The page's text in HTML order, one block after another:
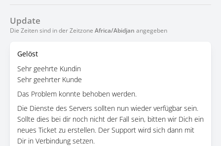
Update
Die Zeiten sind in der Zeitzone Africa/Abidjan angegeben
Gelöst
Sehr geehrte Kundin
Sehr geehrter Kunde
Das Problem konnte behoben werden.
Die Dienste des Servers sollten nun wieder verfügbar sein.
Sollte dies bei dir noch nicht der Fall sein, bitten wir Dich ein
neues Ticket zu erstellen. Der Support wird sich dann mit
Dir in Verbindung setzen.